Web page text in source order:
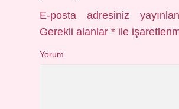
E-posta adresiniz
Gerekli alanlar* ile
Yorum